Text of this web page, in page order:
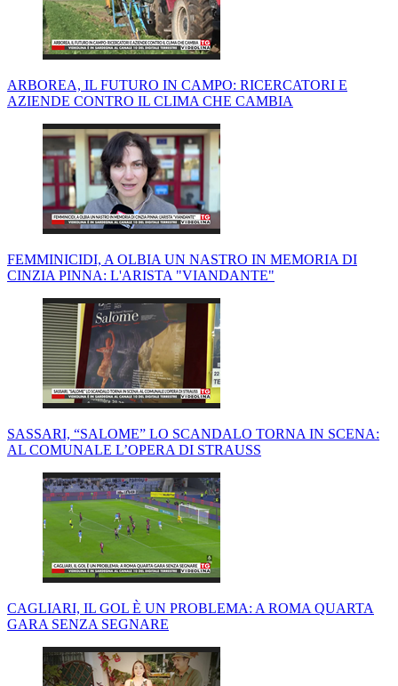
ARBOREA, IL FUTURO IN CAMPO: RICERCATORI E
AZIENDE CONTRO IL CLIMA CHE CAMBIA
FEMMINICIDI, A OLBIA UN NASTRO IN MEMORIA DI
CINZIA PINNA: L'ARISTA "VIANDANTE"
SASSARI, “SALOME” LO SCANDALO TORNA IN SCENA:
AL COMUNALE L’OPERA DI STRAUSS
CAGLIARI, IL GOL È UN PROBLEMA: A ROMA QUARTA
GARA SENZA SEGNARE